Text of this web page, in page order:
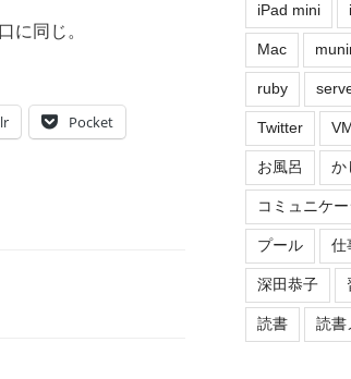
に同じ。
Pocket
iPad mini
Mac
ruby
Twitter
お風呂 か
コミュニケ
プール 仕
深田恭子
読書 読書